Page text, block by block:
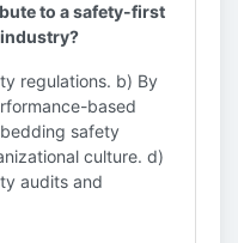
to a safety-first
regulations. b) By
based
safety
culture. d)
audits and